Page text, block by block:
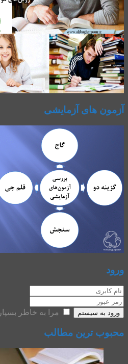
آزمون های آزمایشی
ورود
ورود به سیستم مرا به خاطر بسپار
محبوب ترین مطالب